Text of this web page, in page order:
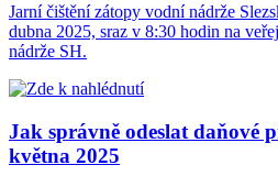
Jarní čištění zátopy vodní nádrže
dubna 2025, sraz v 8:30 hodin na
nádrže SH.
Jak správně odeslat daňové
května 2025